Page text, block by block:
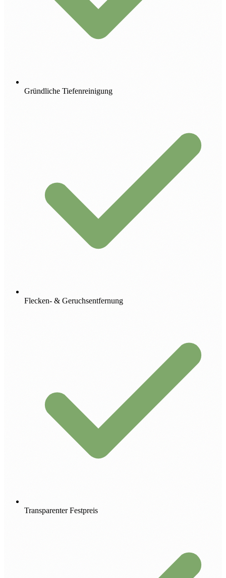
Gründliche Tiefenreinigung
Flecken- & Geruchsentfernung
Transparenter Festpreis